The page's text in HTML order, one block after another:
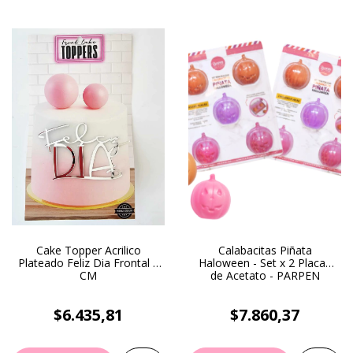
Cake Topper Acrilico
Plateado Feliz Dia Frontal 6
CM
$6.435,81
Calabacitas Piñata
Haloween - Set x 2 Placas
de Acetato - PARPEN
$7.860,37